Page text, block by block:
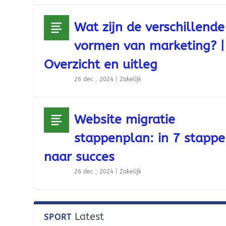
Wat zijn de verschillende
vormen van marketing? |
Overzicht en uitleg
26 dec , 2024 |Zakelijk
Website migratie
stappenplan: in 7
naar succes
26 dec , 2024 |Zakelijk
SPORT Latest